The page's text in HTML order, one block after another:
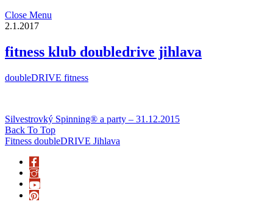
Close Menu
2.1.2017
fitness klub doubledrive jihlava
doubleDRIVE fitness
Silvestrovký Spinning® a party – 31.12.2015
Back To Top
Fitness doubleDRIVE Jihlava